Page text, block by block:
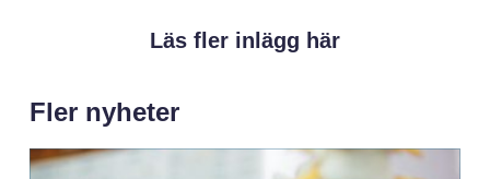
Läs fler inlägg här
Fler nyheter